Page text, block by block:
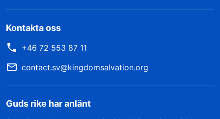
Kontakta oss
+46 72 553 87 11
contact.sv@kingdomsalvation.org
Guds rike har anlänt